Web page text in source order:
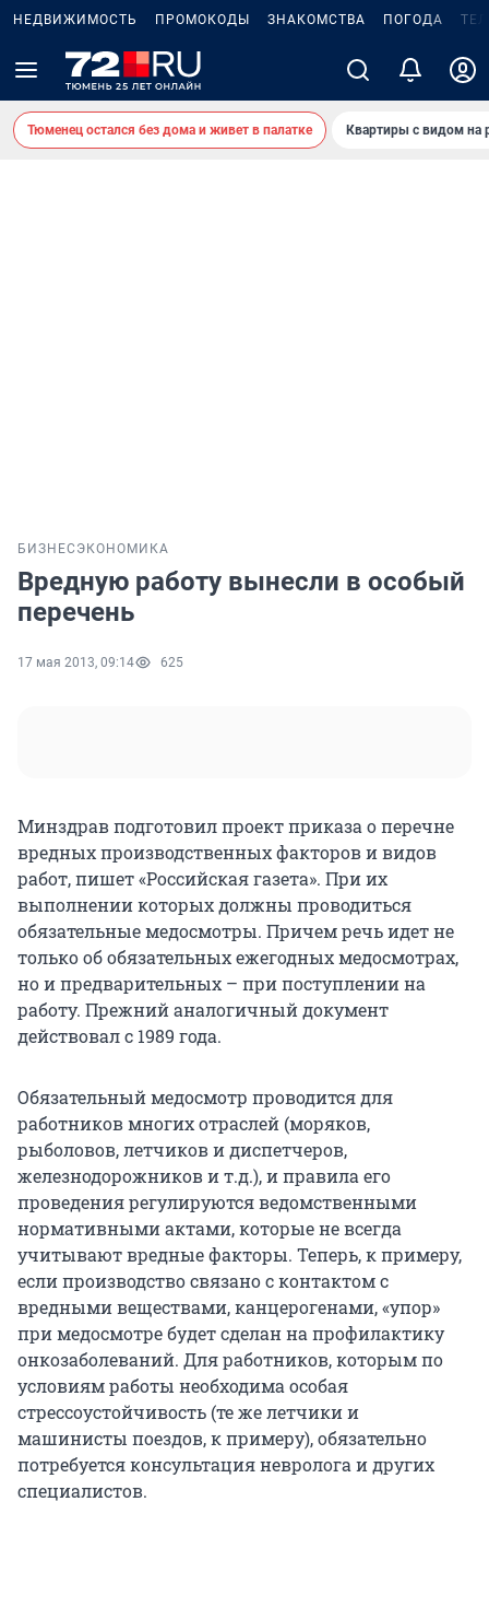
НЕДВИЖИМОСТЬ ПРОМОКОДЫ ЗНАКОМСТВА ПОГОДА
Тюменец остался без дома и живет в палатке Квартиры с видом на
БИЗНЕС ЭКОНОМИКА
Вредную работу вынесли в особый
перечень
17 мая 2013, 09:14 625
Минздрав подготовил проект приказа о перечне
вредных производственных факторов и видов
работ, пишет «Российская газета». При их
выполнении которых должны проводиться
обязательные медосмотры. Причем речь идет не
только об обязательных ежегодных медосмотрах,
но и предварительных – при поступлении на
работу. Прежний аналогичный документ
действовал с 1989 года.
Обязательный медосмотр проводится для
работников многих отраслей (моряков,
рыболовов, летчиков и диспетчеров,
железнодорожников и т.д.), и правила его
проведения регулируются ведомственными
нормативными актами, которые не всегда
учитывают вредные факторы. Теперь, к примеру,
если производство связано с контактом с
вредными веществами, канцерогенами, «упор»
при медосмотре будет сделан на профилактику
онкозаболеваний. Для работников, которым по
условиям работы необходима особая
стрессоустойчивость (те же летчики и
машинисты поездов, к примеру), обязательно
потребуется консультация невролога и других
специалистов.